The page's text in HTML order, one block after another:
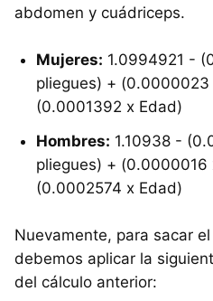
abdomen y cuádriceps.
Mujeres: 1.0994921 -
pliegues) + (0.0000023
(0.0001392 x Edad)
Hombres: 1.10938 -
pliegues) + (0.0000016
(0.0002574 x Edad)
Nuevamente, para sacar
debemos aplicar la
del cálculo anterior: